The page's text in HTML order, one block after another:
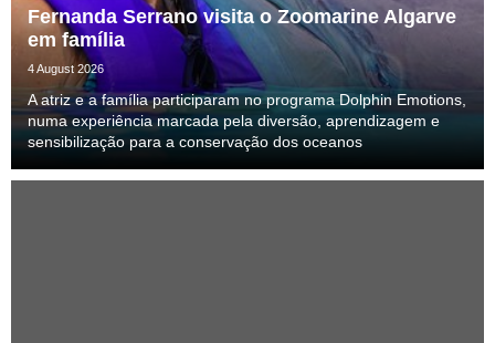
Fernanda Serrano visita o Zoomarine Algarve
em família
4 August 2026
A atriz e a família participaram no programa Dolphin Emotions,
numa experiência marcada pela diversão, aprendizagem e
sensibilização para a conservação dos oceanos